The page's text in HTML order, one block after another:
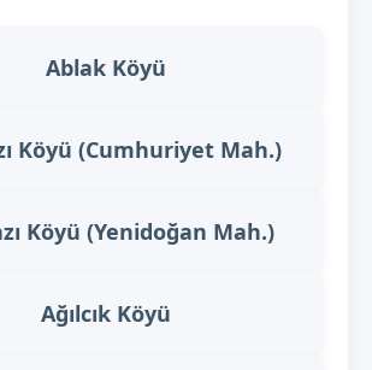
Ablak Köyü
Köyü (Cumhuriyet Mah.)
Köyü (Yenidoğan Mah.)
Ağılcık Köyü